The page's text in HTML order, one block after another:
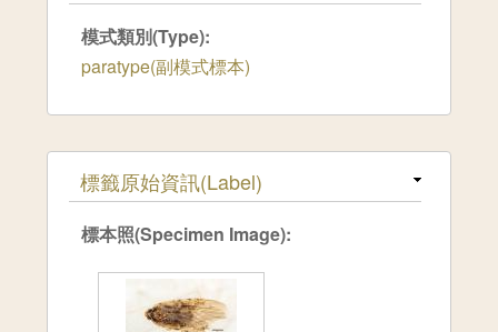
模式類別(Type):
paratype(副模式標本)
隱藏
標籤原始資訊(Label)
標本照(Specimen Image):